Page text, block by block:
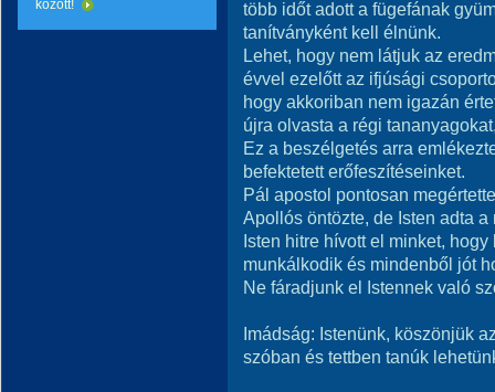
között!
több időt adott a fügefának
tanítványként kell élnünk.
Lehet, hogy nem látjuk az
évvel ezelőtt az ifjúsági
hogy akkoriban nem igazán
újra olvasta a régi
Ez a beszélgetés arra
befektetett erőfeszítéseinket.
Pál apostol pontosan
Apollós öntözte, de Isten adta
Isten hitre hívott el minket,
munkálkodik és mindenből jót
Ne fáradjunk el Istennek való
Imádság: Istenünk, köszönjük
szóban és tettben tanúk